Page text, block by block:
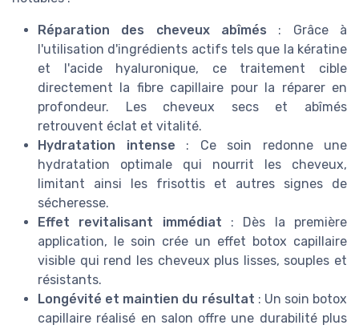
Réparation des cheveux abîmés : Grâce à
l'utilisation d'ingrédients actifs tels que la kératine
et l'acide hyaluronique, ce traitement cible
directement la fibre capillaire pour la réparer en
profondeur. Les cheveux secs et abîmés
retrouvent éclat et vitalité.
Hydratation intense : Ce soin redonne une
hydratation optimale qui nourrit les cheveux,
limitant ainsi les frisottis et autres signes de
sécheresse.
Effet revitalisant immédiat : Dès la première
application, le soin crée un effet botox capillaire
visible qui rend les cheveux plus lisses, souples et
résistants.
Longévité et maintien du résultat : Un soin botox
capillaire réalisé en salon offre une durabilité plus